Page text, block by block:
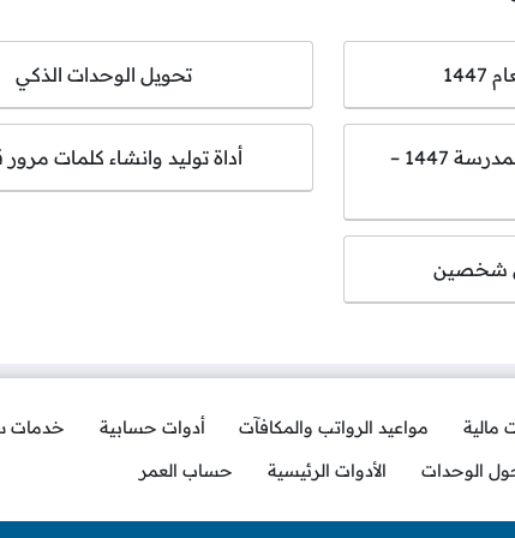
تحويل الوحدات الذكي
حساب عمر الطفل لدخول المدرسة 1447 –
أداة توليد وانشاء كلمات مرور
شخصين
مالية مواعيد الرواتب والمكافآت أدوات حسابية
خدمات
الوحدات الأدوات الرئيسية حساب العمر